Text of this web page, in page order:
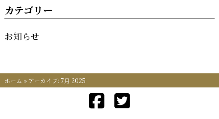
カテゴリー
お知らせ
ホーム » アーカイブ: 7月 2025